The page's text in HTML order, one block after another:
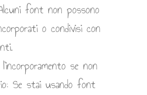
font non possono
o condivisi con
se non
Se stai usando font